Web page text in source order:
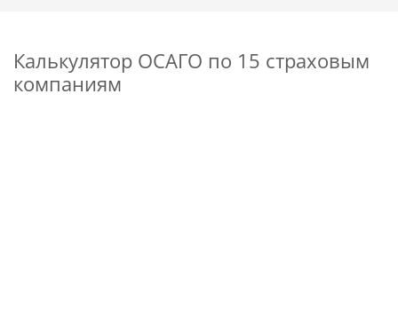
Калькулятор ОСАГО по 15 страховым
компаниям